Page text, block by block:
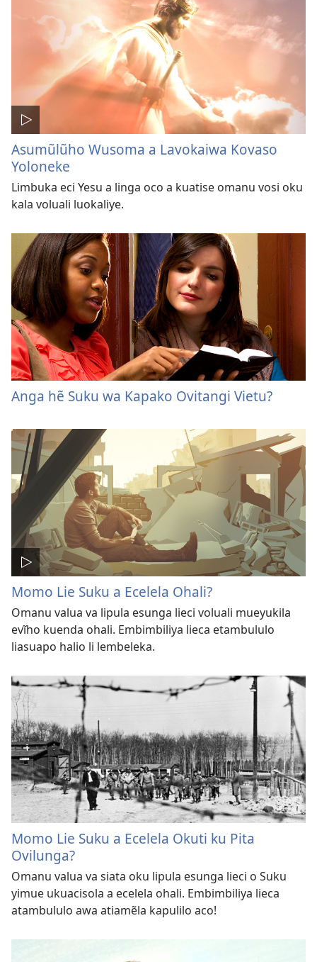
Asumũlũho Wusoma a Lavokaiwa Kovaso
Yoloneke
Limbuka eci Yesu a linga oco a kuatise omanu vosi oku
kala voluali luokaliye.
Anga hẽ Suku wa Kapako Ovitangi Vietu?
Momo Lie Suku a Ecelela Ohali?
Omanu valua va lipula esunga lieci voluali mueyukila
evĩho kuenda ohali. Embimbiliya lieca etambululo
liasuapo halio li lembeleka.
Momo Lie Suku a Ecelela Okuti ku Pita
Ovilunga?
Omanu valua va siata oku lipula esunga lieci o Suku
yimue ukuacisola a ecelela ohali. Embimbiliya lieca
atambululo awa atiamẽla kapulilo aco!